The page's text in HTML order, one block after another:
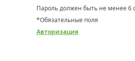
Пароль должен быть не менее 6
*Обязательные поля
Авторизация